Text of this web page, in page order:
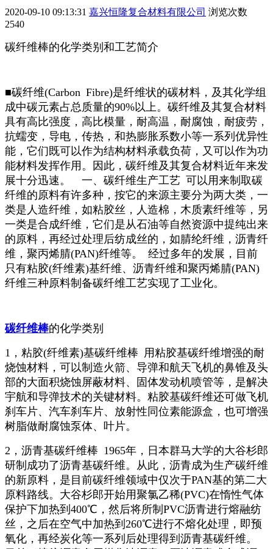
2020-09-10 09:13:31 嘉兴恒隆复合材料有限公司 浏览次数
2540
碳纤维棒的化学类别和工艺简介
■碳纤维(Carbon Fibre)是纤维状的碳材料，及其化学组
成中碳元素占总质量的90%以上。碳纤维及其复合材料
具有高比强度，高比模量，耐高温，耐腐蚀，耐疲劳，
抗蠕变，导电，传热，和热膨胀系数小等一系列优异性
能，它们既可以作为结构材料承载负荷，又可以作为功
能材料发挥作用。因此，碳纤维及其复合材料近年来发
展十分迅速。 一、碳纤维生产工艺 可以用来制取碳
纤维的原料有许多种，按它的来源主要分为两大类，一
类是人造纤维，如粘胶丝，人造棉，木质素纤维等，另
一类是合成纤维，它们是从石油等自然资源中提纯出来
的原料，再经过处理后纺成丝的，如腈纶纤维，沥青纤
维，聚丙烯腈(PAN)纤维等。 经过多年的发展，目前
只有粘胶(纤维素)基纤维、沥青纤维和聚丙烯腈(PAN)
纤维三种原料制备碳纤维工艺实现了工业化。
碳纤维棒的化学类别
1，粘胶(纤维素)基碳纤维棒 用粘胶基碳纤维增强的耐
烧蚀材料，可以制造火箭、导弹和航天飞机的鼻锥及头
部的大面积烧蚀屏蔽材料、固体发动机喷管等，是解决
宇航和导弹技术的关键材料。粘胶基碳纤维还可做飞机
刹车片、汽车刹车片、放射性同位素能源盒，也可增强
树脂做耐腐蚀泵体、叶片。
2，沥青基碳纤维棒 1965年，日本群马大学的大谷杉郎
研制成功了沥青基碳纤维。从此，沥青成为生产碳纤维
的新原料，是目前碳纤维领域中仅次于PAN基的第二大
原料路线。大谷杉郎开始用聚氯乙稀(PVC)在惰性气体
保护下加热到400℃，然后将所制PVC沥青进行熔融纺
丝，之后在空气中加热到260℃进行不熔化处理，即预
氧化，再经炭化等一系列后处理得到沥青基碳纤维。